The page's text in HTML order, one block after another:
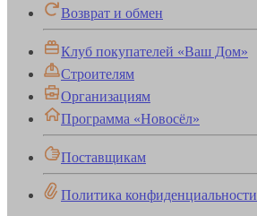
Возврат и обмен
Клуб покупателей «Ваш Дом»
Строителям
Организациям
Программа «Новосёл»
Поставщикам
Политика конфиденциальности